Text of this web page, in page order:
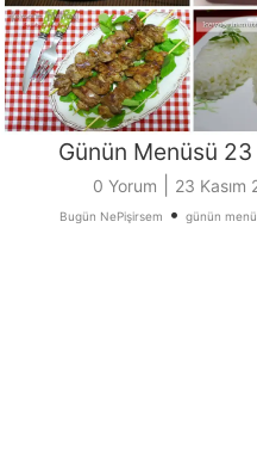
Günün Menüsü 23
0 Yorum 23 Kasım
Bugün NePişirsem • günün